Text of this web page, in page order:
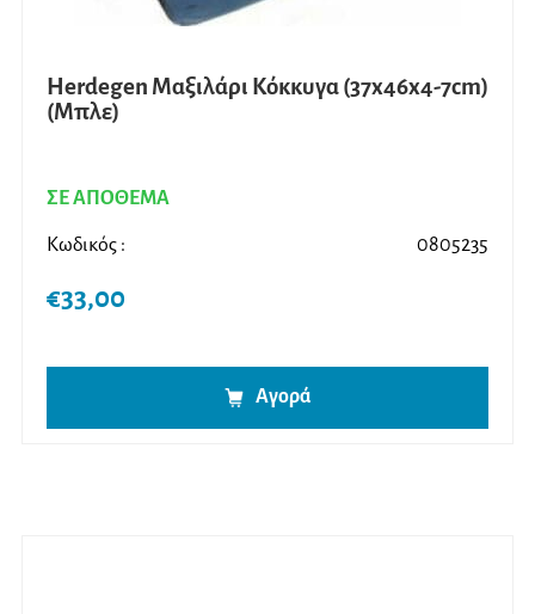
Herdegen Μαξιλάρι Κόκκυγα (37x46x4-7cm)
(Μπλε)
ΣΕ ΑΠΟΘΕΜΑ
Κωδικός : 0805235
€33,00
Αγορά